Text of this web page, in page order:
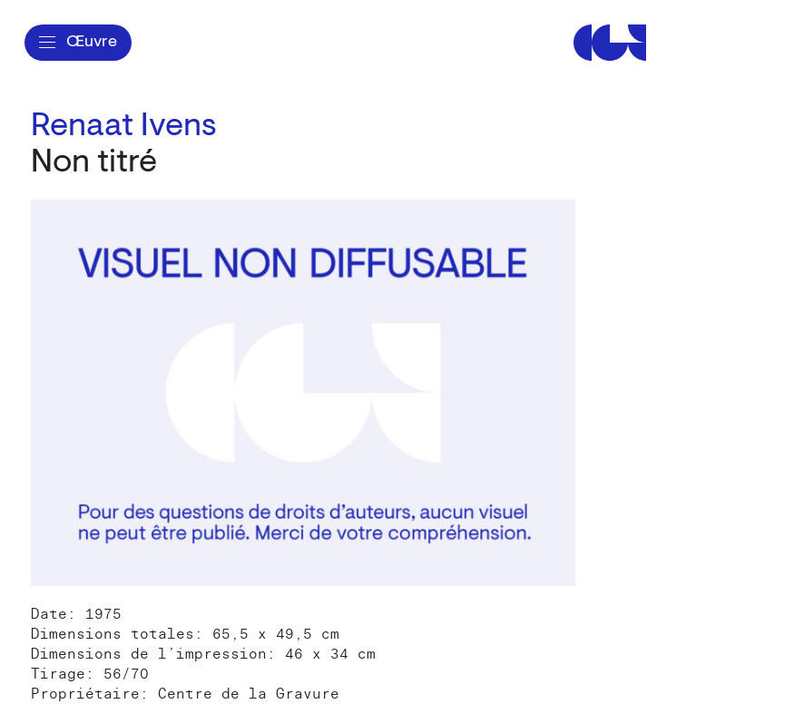
Œuvre Centre de la Gravure et
Renaat Ivens
Non titré
Date: 1975
Dimensions totales: 65,5 x 49,5 cm
Dimensions de l’impression: 46 x 34 cm
Tirage: 56/70
Propriétaire: Centre de la Gravure